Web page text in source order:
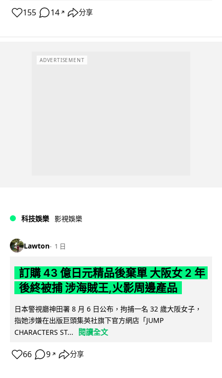
155 14 ↗ 分享
ADVERTISEMENT
科技娛樂 影視娛樂
Lawton 1 日
訂購 43 億日元精品後棄單 大阪女 2 年
後終被捕 涉海賊王,火影周邊產品
日本警視廳神田署 8 月 6 日公布，拘捕一名 32 歲大阪女子，
指她涉嫌在出版巨頭集英社旗下官方網店「JUMP
CHARACTERS ST...
閱讀全文
66 9 ↗ 分享